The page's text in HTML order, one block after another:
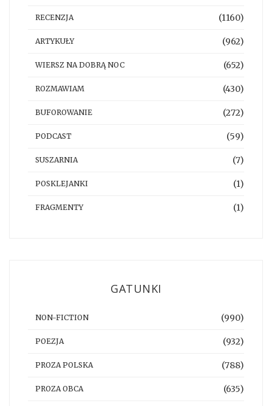
RECENZJA (1160)
ARTYKUŁY (962)
WIERSZ NA DOBRĄ NOC (652)
ROZMAWIAM (430)
BUFOROWANIE (272)
PODCAST (59)
SUSZARNIA (7)
POSKLEJANKI (1)
FRAGMENTY (1)
GATUNKI
NON-FICTION (990)
POEZJA (932)
PROZA POLSKA (788)
PROZA OBCA (635)